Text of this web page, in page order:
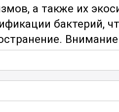
а также их
бактерий,
Внимание
что делает